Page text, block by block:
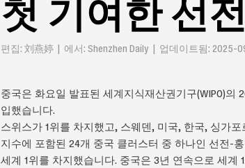
첫 기여한 선전
편집: 刘燕婷 | 에서: Shenzhen Daily | 업데이트됨: 2025-
중국은 화요일 발표된 세계지식재산권기구(WIPO)의
입했습니다.
스위스가 1위를 차지했고, 스웨덴, 미국, 한국, 싱가
지수에 포함된 24개 중국 클러스터 중 하나인 선전-
세계 1위를 차지했습니다. 중국은 3년 연속으로 세